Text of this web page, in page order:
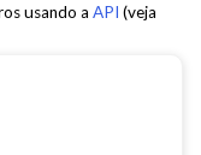
usando a API (veja